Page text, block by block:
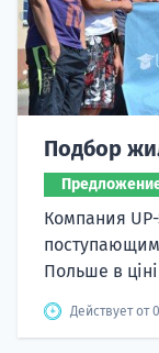
Подбор
Компания
поступающим
Польше в
Действует от